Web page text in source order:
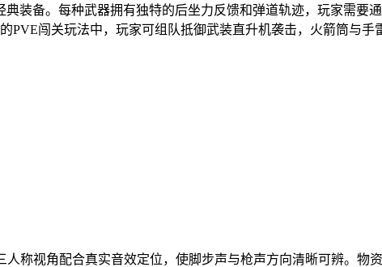
装备。每种武器拥有独特的后坐力反馈和弹道轨迹，玩家需要
闯关玩法中，玩家可组队抵御武装直升机袭击，火箭筒与手
称视角配合真实音效定位，使脚步声与枪声方向清晰可辨。物